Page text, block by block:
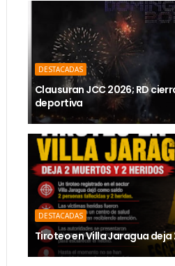
DESTACADAS
Clausuran JCC 2026; RD
deportiva
DESTACADAS
Tiroteo en Villa Jaragua deja